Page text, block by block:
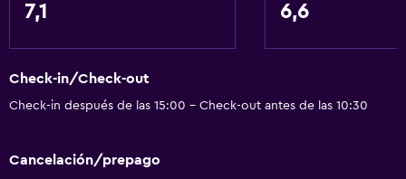
Cocina
Nevera
7,1 6,6
Check-in/Check-out
Check-in después de las 15:00 - Check-out antes de las 10:30
Cancelación/prepago